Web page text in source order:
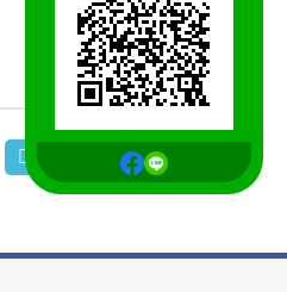
Tweet Mail